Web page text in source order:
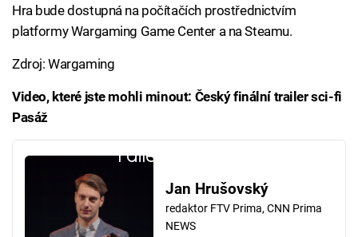
Hra bude dostupná na počítačích prostřednictvím
platformy Wargaming Game Center a na Steamu.
Zdroj: Wargaming
Video, které jste mohli minout: Český finální trailer sci-fi
Pasáž
Failed to fetch
Jan Hrušovský
redaktor FTV Prima, CNN Prima
NEWS